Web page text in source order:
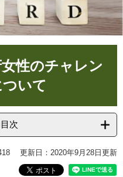
性のチャレン
いて
次
更新日：2020年9月28日更新